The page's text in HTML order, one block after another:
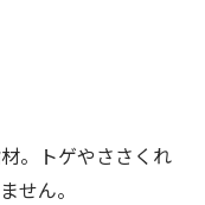
。トゲやささくれ
せん。